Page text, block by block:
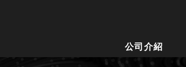
公司介紹